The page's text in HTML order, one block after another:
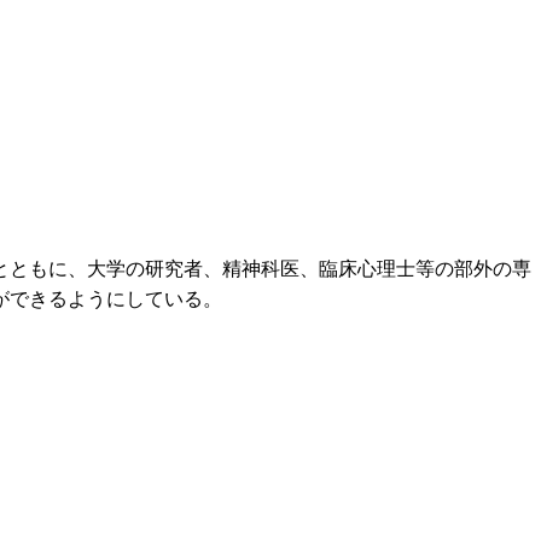
もに、大学の研究者、精神科医、臨床心理士等の部外の専
きるようにしている。